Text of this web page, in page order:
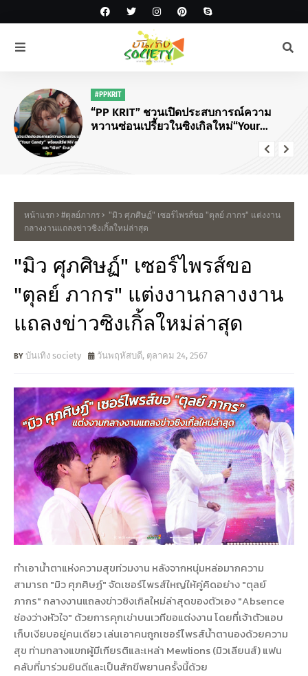
#PPKRIT
“PP KRIT” ชวนเปิดประสบการณ์ความ
หวานซ่อนเปรี้ยวในซิงเกิลใหม่“Your
หน้าแรก #ตุลย์ภากร
"มิว ศุภศิษฏ์" เซอร์ไพรส์ขอ "ตุลย์ ภากร" แต่งงาน
กลางงานแถลงข่าวซิงเกิ้ลใหม่ล่าสุด
"มิว ศุภศิษฏ์" เซอร์ไพรส์ขอ
"ตุลย์ ภากร" แต่งงานกลางงาน
แถลงข่าวซิงเกิ้ลใหม่ล่าสุด
บันเทิง society วันพฤหัสบดี, ตุลาคม 24, 2567
ทำเอาน้ำตาแห่งความสุขท่วมงาน หลังจากหนุ่มหล่อมากความ
สามารถ "มิว ศุภศิษฏ์" จัดเซอร์ไพรส์ใหญ่ให้คู่คิดอย่าง "ตุลย์
ภากร" กลางงานแถลงข่าวซิงเกิลใหม่ล่าสุดของตัวเอง "Absence
ช่องว่างหัวใจ" ด้วยการคุกเข่าบนเวทีขอแต่งงาน โดยที่เจ้าตัวแอบ
เก็บเงียบอยู่คนเดียว เล่นเอาคนถูกเซอร์ไพรส์น้ำตานองด้วยความ
สุข ท่ามกลางแขกผู้มีเกียรติและเหล่า Mewlions (มิวเลียนส์) แฟน
คลับที่มาร่วมยินดีและเป็นสักขีพยานครั้งนี้ด้วย